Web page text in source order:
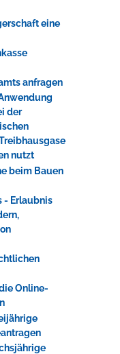
eine
anfragen
der
nutzt
beim Bauen
- Erlaubnis
Online-